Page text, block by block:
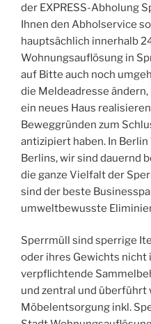
der EXPRESS-Abholung
Ihnen den Abholservice
hauptsächlich innerhalb
Wohnungsauflösung in
auf Bitte auch noch
die Meldeadresse
ein neues Haus
Beweggründen zum
antizipiert haben. In
Berlins, wir sind dauernd
die ganze Vielfalt der
sind der beste
umweltbewusste
Sperrmüll sind sperrige
oder ihres Gewichts nicht
verpflichtende
und zentral und überführt
Möbelentsorgung inkl.